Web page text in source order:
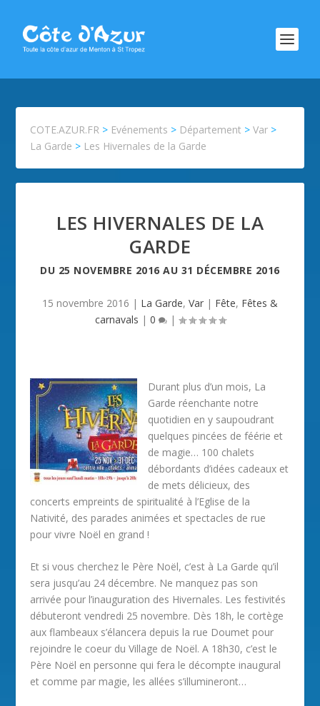
COTE.AZUR.FR > Evénements > Département >Var >
La Garde > Les Hivernales de la Garde
LES HIVERNALES DE LA
GARDE
DU 25 NOVEMBRE 2016 AU 31 DÉCEMBRE 2016
15 novembre 2016 | La Garde, Var | Fête, Fêtes &
carnavals | 0 |
Durant plus d’un mois, La
Garde réenchante notre
quotidien en y saupoudrant
quelques pincées de féérie et
de magie… 100 chalets
débordants d’idées cadeaux et
de mets délicieux, des
concerts empreints de spiritualité à l’Eglise de la
Nativité, des parades animées et spectacles de rue
pour vivre Noël en grand !
Et si vous cherchez le Père Noël, c’est à La Garde qu’il
sera jusqu’au 24 décembre. Ne manquez pas son
arrivée pour l’inauguration des Hivernales. Les festivités
débuteront vendredi 25 novembre. Dès 18h, le cortège
aux flambeaux s’élancera depuis la rue Doumet pour
rejoindre le coeur du Village de Noël. A 18h30, c’est le
Père Noël en personne qui fera le décompte inaugural
et comme par magie, les allées s’illumineront…